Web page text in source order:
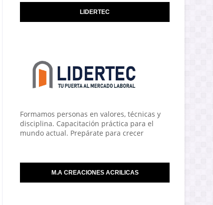
LIDERTEC
Formamos personas en valores, técnicas y
disciplina. Capacitación práctica para el
mundo actual. Prepárate para crecer
M.A CREACIONES ACRILICAS